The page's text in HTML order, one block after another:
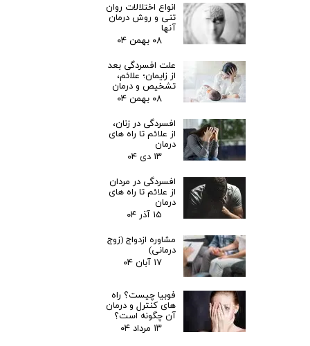
انواع اختلالات روان
تنی و روش درمان
آنها
۰۸ بهمن ۰۴
علت افسردگی بعد
از زایمان؛ علائم،
تشخیص و درمان
۰۸ بهمن ۰۴
افسردگی در زنان،
از علائم تا راه های
درمان
۱۳ دی ۰۴
افسردگی در مردان
از علائم تا راه های
درمان
۱۵ آذر ۰۴
مشاوره ازدواج (زوج
درمانی)
۱۷ آبان ۰۴
فوبیا چیست؟ راه
های کنترل و درمان
آن چگونه است؟
۱۳ مرداد ۰۴